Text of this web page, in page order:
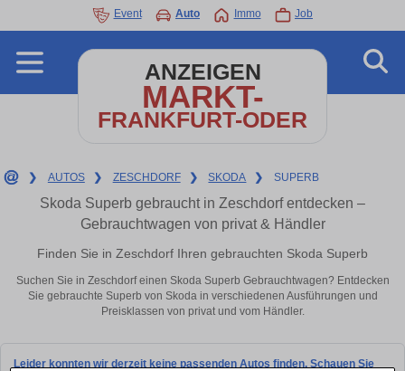
Event Auto Immo Job
ANZEIGEN
MARKT-
FRANKFURT-ODER
❯ AUTOS ❯ ZESCHDORF ❯ SKODA ❯ SUPERB
Skoda Superb gebraucht in Zeschdorf entdecken –
Gebrauchtwagen von privat & Händler
Finden Sie in Zeschdorf Ihren gebrauchten Skoda Superb
Suchen Sie in Zeschdorf einen Skoda Superb Gebrauchtwagen? Entdecken
Sie gebrauchte Superb von Skoda in verschiedenen Ausführungen und
Preisklassen von privat und vom Händler.
Leider konnten wir derzeit keine passenden Autos finden. Schauen Sie